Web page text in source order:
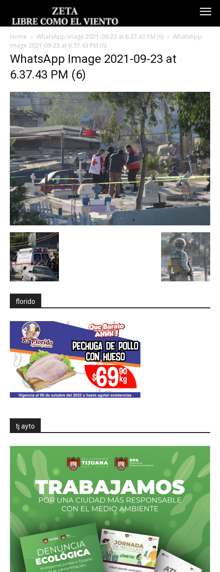
Home WhatsApp Image 2021-09-23 at 6.37.43 PM (6)
WhatsApp
Image 2021-09-23 at 6.37.43 PM (6)
WhatsApp Image 2021-09-23 at
6.37.43 PM (6)
florido
tj ayto